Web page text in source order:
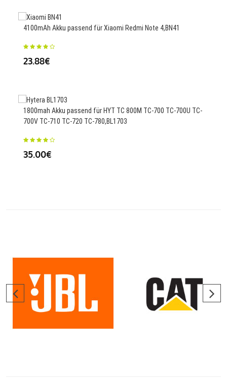
4100mAh Akku passend für Xiaomi Redmi Note 4,BN41
23.88€
1800mah Akku passend für HYT TC 800M TC-700 TC-700U TC-
700V TC-710 TC-720 TC-780,BL1703
35.00€